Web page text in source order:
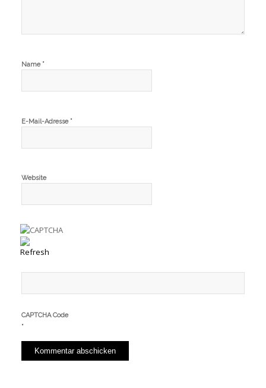
Name *
E-Mail-Adresse *
Website
CAPTCHA Code
*